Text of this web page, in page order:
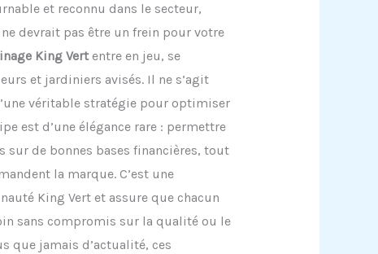
et reconnu dans le secteur,
devrait pas être un frein pour votre
King Vertentre en jeu, se
et jardiniers avisés. Il ne s’agit
véritable stratégie pour optimiser
est d’une élégance rare : permettre
sur de bonnes bases financières, tout
la marque. C’est une
King Vert et assure que chacun
sans compromis sur la qualité ou le
que jamais d’actualité, ces